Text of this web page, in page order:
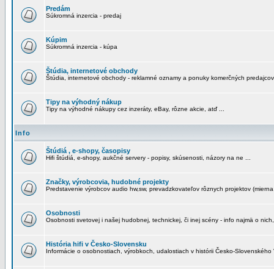
Predám
Súkromná inzercia - predaj
Kúpim
Súkromná inzercia - kúpa
Štúdia, internetové obchody
Štúdia, internetové obchody - reklamné oznamy a ponuky komerčných predajcov
Tipy na výhodný nákup
Tipy na výhodné nákupy cez inzeráty, eBay, rôzne akcie, atď ...
Info
Štúdiá , e-shopy, časopisy
Hifi štúdiá, e-shopy, aukčné servery - popisy, skúsenosti, názory na ne ...
Značky, výrobcovia, hudobné projekty
Predstavenie výrobcov audio hw,sw, prevadzkovateľov rôznych projektov
Osobnosti
Osobnosti svetovej i našej hudobnej, technickej, či inej scény - info najmä o
História hifi v Česko-Slovensku
Informácie o osobnostiach, výrobkoch, udalostiach v histórii Česko-Slovenského